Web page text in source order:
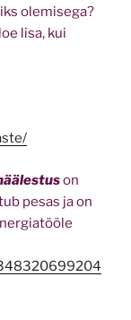
olemisega?
lisa, kui
on
pesas ja on